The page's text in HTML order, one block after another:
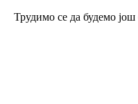
Трудимо се да будемо